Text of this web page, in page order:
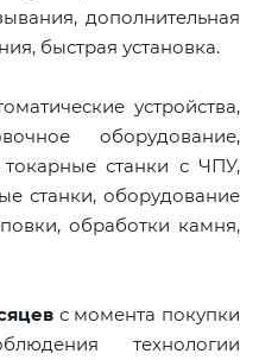
дополнительная
быстрая установка.
устройства,
оборудование,
станки с ЧПУ,
станки, оборудование
обработки камня,
с момента покупки
технологии